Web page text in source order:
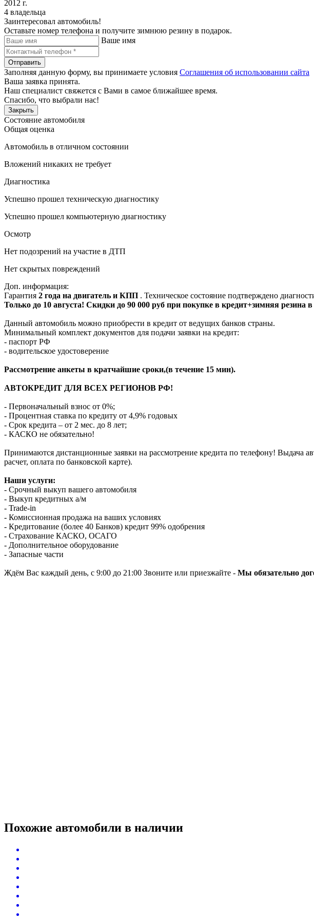
2012 г.
4 владельца
Заинтересовал автомобиль!
Оставьте номер телефона и получите зимнюю резину в подарок.
Ваше имя
Отправить
Заполняя данную форму, вы принимаете условия Соглашения об использовании сайта
Ваша заявка принята.
Наш специалист свяжется с Вами в самое ближайшее время.
Спасибо, что выбрали нас!
Закрыть
Состояние автомобиля
Общая оценка
Автомобиль в отличном состоянии
Вложений никаких не требует
Диагностика
Успешно прошел техническую диагностику
Успешно прошел компьютерную диагностику
Осмотр
Нет подозрений на участие в ДТП
Нет скрытых повреждений
Доп. информация:
Гарантия 2 года на двигатель и КПП . Техническое состояние подтверждено
Только до 10 августа! Скидки до 90 000 руб при покупке в кредит+зимняя резина
Данный автомобиль можно приобрести в кредит от ведущих банков страны.
Минимальный комплект документов для подачи заявки на кредит:
- паспорт РФ
- водительское удостоверение
Рассмотрение анкеты в кратчайшие сроки,(в течение 15 мин).
АВТОКРЕДИТ ДЛЯ ВСЕХ РЕГИОНОВ РФ!
- Первоначальный взнос от 0%;
- Процентная ставка по кредиту от 4,9% годовых
- Срок кредита – от 2 мес. до 8 лет;
- КАСКО не обязательно!
Принимаются дистанционные заявки на рассмотрение кредита по телефону! Выдача
расчет, оплата по банковской карте).
Наши услуги:
- Срочный выкуп вашего автомобиля
- Выкуп кредитных а/м
- Trade-in
- Комиссионная продажа на ваших условиях
- Кредитование (более 40 Банков) кредит 99% одобрения
- Страхование КАСКО, ОСАГО
- Дополнительное оборудование
- Запасные части
Ждём Вас каждый день, с 9:00 до 21:00 Звоните или приезжайте - Мы обязательно
Похожие автомобили в наличии